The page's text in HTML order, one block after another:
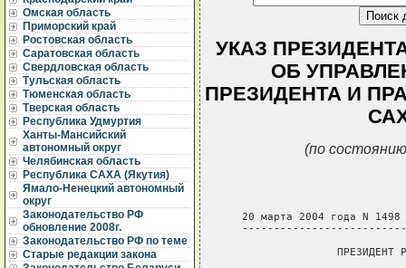
Омская область
Приморский край
Ростовская область
Саратовская область
Свердловская область
Тульская область
Тюменская область
Тверская область
Республика Удмуртия
Ханты-Мансийский
автономный округ
Челябинская область
Республика САХА (Якутия)
Ямало-Ненецкий автономный
округ
Законодательство РФ
обновление 2008г.
Законодательство РФ по теме
Старые редакции закона
УКАЗ ПРЕЗИДЕНТА
ОБ
ПРЕЗИДЕНТА И
(по
   20 марта 2004 года N 1498
ПРЕЗИДЕНТ